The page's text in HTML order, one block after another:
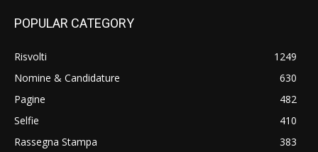
POPULAR CATEGORY
Risvolti
1249
Nomine & Candidature
630
Pagine
482
Selfie
410
Rassegna Stampa
383